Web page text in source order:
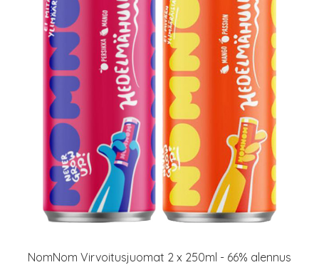
NomNom Virvoitusjuomat 2 x 250ml - 66% alennus